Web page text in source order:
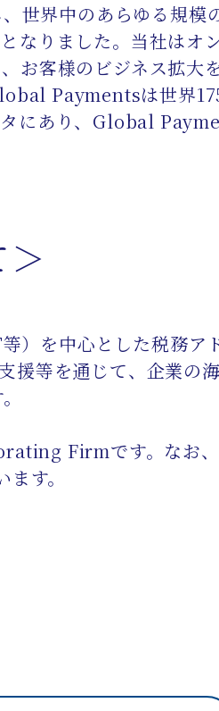
界中のあらゆる規模
なりました。当社はオ
お客様のビジネス拡大
Paymentsは世界
にあり、Global
）を中心とした税務
等を通じて、企業の
Firmです。なお
す。